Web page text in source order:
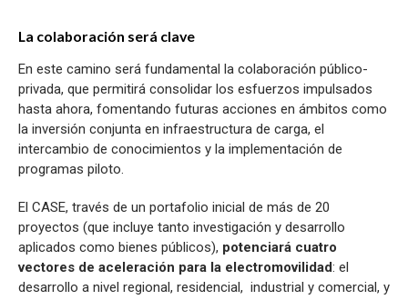
La colaboración será clave
En este camino será fundamental la colaboración público-
privada, que permitirá consolidar los esfuerzos impulsados
hasta ahora, fomentando futuras acciones en ámbitos como
la inversión conjunta en infraestructura de carga, el
intercambio de conocimientos y la implementación de
programas piloto.
El CASE, través de un portafolio inicial de más de 20
proyectos (que incluye tanto investigación y desarrollo
aplicados como bienes públicos), potenciará cuatro
vectores de aceleración para la electromovilidad: el
desarrollo a nivel regional, residencial, industrial y comercial, y